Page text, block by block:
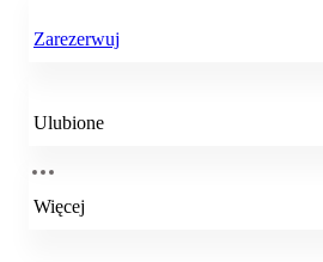
Zarezerwuj
Ulubione
Więcej